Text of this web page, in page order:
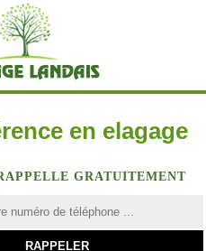
en elagage
GRATUITEMENT